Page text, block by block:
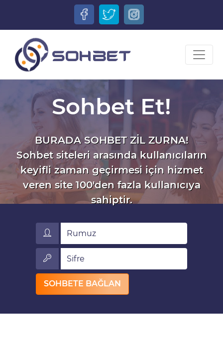
Sohbet Et!
BURADA SOHBET ZİL ZURNA!
Sohbet siteleri arasında kullanıcıların
keyifli zaman geçirmesi için hizmet
veren site 100'den fazla kullanıcıya
sahiptir.
Rumuz
Sifre
SOHBETE BAĞLAN